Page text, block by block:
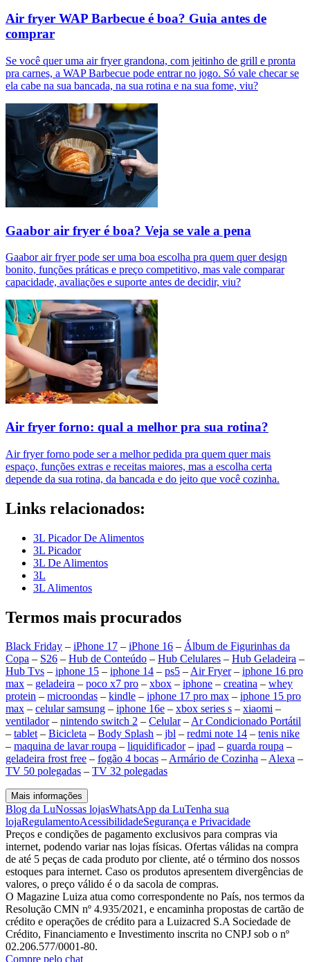
Air fryer WAP Barbecue é boa? Guia antes de
comprar
Se você quer uma air fryer grandona, com jeitinho de grill e pronta
pra carnes, a WAP Barbecue pode entrar no jogo. Só vale checar se
ela cabe na sua bancada, na sua rotina e na sua fome, viu?
Gaabor air fryer é boa? Veja se vale a pena
Gaabor air fryer pode ser uma boa escolha pra quem quer design
bonito, funções práticas e preço competitivo, mas vale comparar
capacidade, avaliações e suporte antes de decidir, viu?
Air fryer forno: qual a melhor pra sua rotina?
Air fryer forno pode ser a melhor pedida pra quem quer mais
espaço, funções extras e receitas maiores, mas a escolha certa
depende da sua rotina, da bancada e do jeito que você cozinha.
Links relacionados:
3L Picador De Alimentos
3L Picador
3L De Alimentos
3L
3L Alimentos
Termos mais procurados
Black Friday – iPhone 17 – iPhone 16 – Álbum de Figurinhas da
Copa – S26 – Hub de Conteúdo – Hub Celulares – Hub Geladeira –
Hub Tvs – iphone 15 – iphone 14 – ps5 –Air Fryer– iphone 16 pro
max – geladeira – poco x7 pro – xbox – iphone – creatina – whey
protein – microondas – kindle – iphone 17 pro max – iphone 15 pro
max – celular samsung – iphone 16e – xbox series s – xiaomi –
ventilador– nintendo switch 2 – Celular–Ar Condicionado Portátil
– tablet– Bicicleta – Body Splash – jbl – redmi note 14 – tenis nike
– maquina de lavar roupa – liquidificador– ipad – guarda roupa –
geladeira frost free – fogão 4 bocas –Armário de Cozinha –Alexa –
TV 50 polegadas – TV 32 polegadas
Mais informações
Blog da LuNossas lojasWhatsApp da LuTenha sua
lojaRegulamentoAcessibilidadeSegurança e Privacidade
Preços e condições de pagamento exclusivos para compras via
internet, podendo variar nas lojas físicas. Ofertas válidas na compra
de até 5 peças de cada produto por cliente, até o término dos nossos
estoques para internet. Caso os produtos apresentem divergências de
valores, o preço válido é o da sacola de compras.
O Magazine Luiza atua como correspondente no País, nos termos da
Resolução CMN nº 4.935/2021, e encaminha propostas de cartão de
crédito e operações de crédito para a Luizacred S.A Sociedade de
Crédito, Financiamento e Investimento inscrita no CNPJ sob o nº
02.206.577/0001-80.
Compre pelo chat